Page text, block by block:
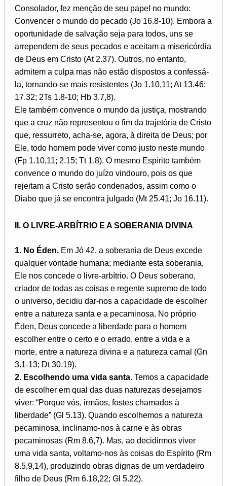
Consolador, fez menção de seu papel no mundo:
Convencer o mundo do pecado (Jo 16.8-10). Embora a
oportunidade de salvação seja para todos, uns se
arrependem de seus pecados e aceitam a misericórdia
de Deus em Cristo (At 2.37). Outros, no entanto,
admitem a culpa mas não estão dispostos a confessá-
la, tornando-se mais resistentes (Jo 1.10,11; At 13.46;
17.32; 2Ts 1.8-10; Hb 3.7,8).
Ele também convence o mundo da justiça, mostrando
que a cruz não representou o fim da trajetória de Cristo
que, ressurreto, acha-se, agora, à direita de Deus; por
Ele, todo homem pode viver como justo neste mundo
(Fp 1.10,11; 2.15; Tt 1.8). O mesmo Espírito também
convence o mundo do juízo vindouro, pois os que
rejeitam a Cristo serão condenados, assim como o
Diabo que já se encontra julgado (Mt 25.41; Jo 16.11).
II. O LIVRE-ARBÍTRIO E A SOBERANIA DIVINA
1. No Éden. Em Jó 42, a soberania de Deus excede
qualquer vontade humana; mediante esta soberania,
Ele nos concede o livre-arbítrio. O Deus soberano,
criador de todas as coisas e regente supremo de todo
o universo, decidiu dar-nos a capacidade de escolher
entre a natureza santa e a pecaminosa. No próprio
Éden, Deus concede a liberdade para o homem
escolher entre o certo e o errado, entre a vida e a
morte, entre a natureza divina e a natureza carnal (Gn
3.1-13; Dt 30.19).
2. Escolhendo uma vida santa. Temos a capacidade
de escolher em qual das duas naturezas desejamos
viver: “Porque vós, irmãos, fostes chamados à
liberdade” (Gl 5.13). Quando escolhemos a natureza
pecaminosa, inclinamo-nos à carne e às obras
pecaminosas (Rm 8.6,7). Mas, ao decidirmos viver
uma vida santa, voltamo-nos às coisas do Espírito (Rm
8.5,9,14), produzindo obras dignas de um verdadeiro
filho de Deus (Rm 6.18,22; Gl 5.22).